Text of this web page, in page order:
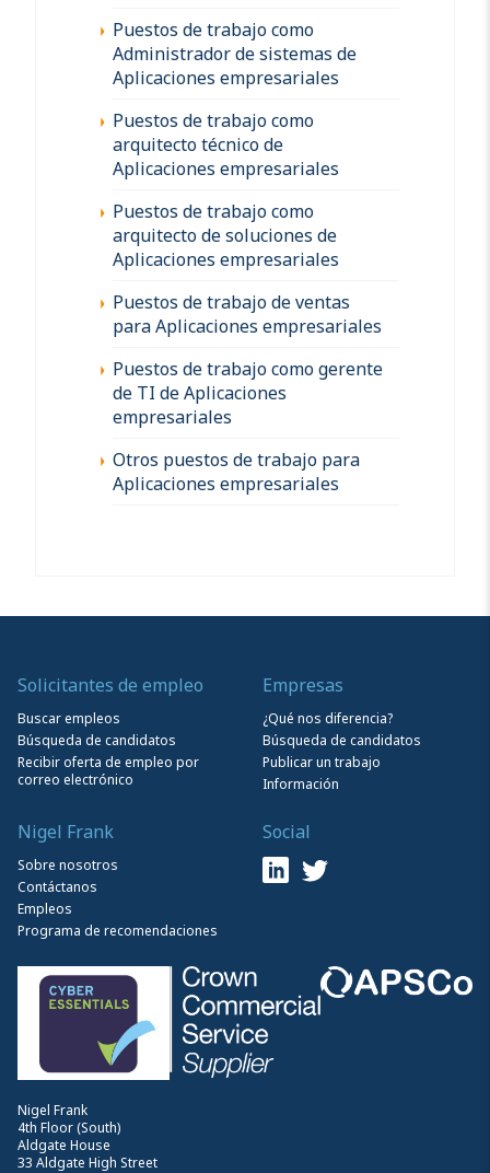
Puestos de trabajo como
Administrador de sistemas de
Aplicaciones empresariales
Puestos de trabajo como
arquitecto técnico de
Aplicaciones empresariales
Puestos de trabajo como
arquitecto de soluciones de
Aplicaciones empresariales
Puestos de trabajo de ventas
para Aplicaciones empresariales
Puestos de trabajo como gerente
de TI de Aplicaciones
empresariales
Otros puestos de trabajo para
Aplicaciones empresariales
Nigel Frank
4th Floor (South)
Aldgate House
33 Aldgate High Street
Solicitantes de empleo
Buscar empleos
Búsqueda de candidatos
Recibir oferta de empleo por
correo electrónico
Empresas
¿Qué nos diferencia?
Búsqueda de candidatos
Publicar un trabajo
Información
Nigel Frank
Sobre nosotros
Contáctanos
Empleos
Programa de recomendaciones
Social